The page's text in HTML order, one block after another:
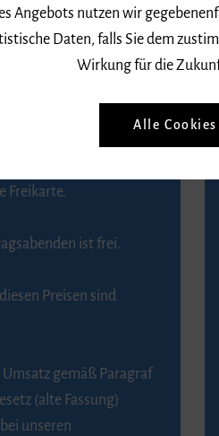
zur Förderung
Freiburg e. V.
Menschen mit
das Merkzeichen
Freikarte.
ist frei.
Preisen sind
gemäß Paragraf
(alte Fassung)
unseren
Angebots nutzen wir
Daten, falls Sie dem
Wirkung für die
Alle